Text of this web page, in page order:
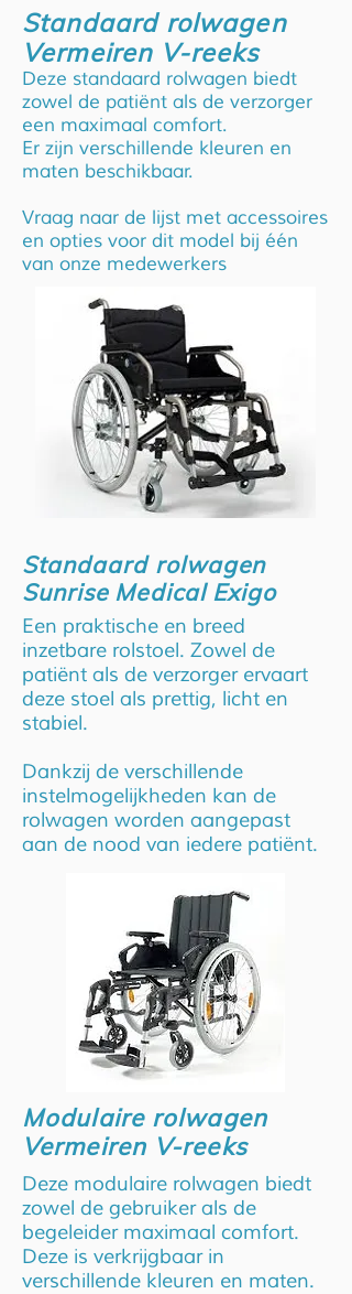
Standaard rolwagen
Vermeiren V-reeks
Deze standaard rolwagen biedt
zowel de patiënt als de verzorger
een maximaal comfort.
Er zijn verschillende kleuren en
maten beschikbaar.
Vraag naar de lijst met accessoires
en opties voor dit model bij één
van onze medewerkers
Standaard rolwagen
Sunrise Medical Exigo
Een praktische en breed
inzetbare rolstoel. Zowel de
patiënt als de verzorger ervaart
deze stoel als prettig, licht en
stabiel.
Dankzij de verschillende
instelmogelijkheden kan de
rolwagen worden aangepast
aan de nood van iedere patiënt.
Modulaire rolwagen
Vermeiren V-reeks
Deze modulaire rolwagen biedt
zowel de gebruiker als de
begeleider maximaal comfort.
Deze is verkrijgbaar in
verschillende kleuren en maten.